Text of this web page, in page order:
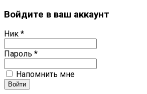
Войдите в ваш аккаунт
Ник *
Пароль *
Напомнить мне